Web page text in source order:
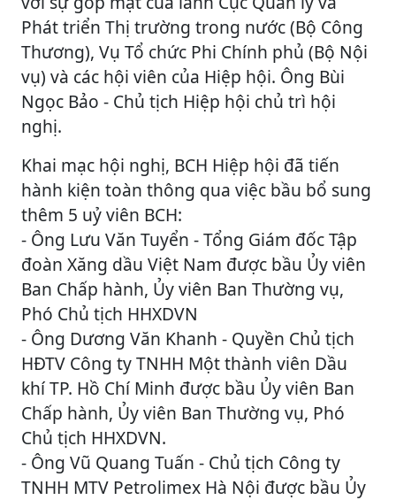
Phát triển Thị trường trong nước (Bộ Công
Thương), Vụ Tổ chức Phi Chính phủ (Bộ Nội
vụ) và các hội viên của Hiệp hội. Ông Bùi
Ngọc Bảo - Chủ tịch Hiệp hội chủ trì hội
nghị.
Khai mạc hội nghị, BCH Hiệp hội đã tiến
hành kiện toàn thông qua việc bầu bổ sung
thêm 5 uỷ viên BCH:
- Ông Lưu Văn Tuyển - Tổng Giám đốc Tập
đoàn Xăng dầu Việt Nam được bầu Ủy viên
Ban Chấp hành, Ủy viên Ban Thường vụ,
Phó Chủ tịch HHXDVN
- Ông Dương Văn Khanh - Quyền Chủ tịch
HĐTV Công ty TNHH Một thành viên Dầu
khí TP. Hồ Chí Minh được bầu Ủy viên Ban
Chấp hành, Ủy viên Ban Thường vụ, Phó
Chủ tịch HHXDVN.
- Ông Vũ Quang Tuấn - Chủ tịch Công ty
TNHH MTV Petrolimex Hà Nội được bầu Ủy